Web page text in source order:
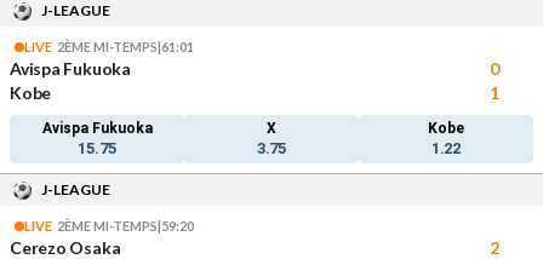
J-LEAGUE
LIVE 2ÈME MI-TEMPS|61:01
Avispa Fukuoka
0
Kobe
1
Avispa Fukuoka
15.75
X
3.75
Kobe
1.22
J-LEAGUE
LIVE 2ÈME MI-TEMPS|59:20
Cerezo Osaka
2